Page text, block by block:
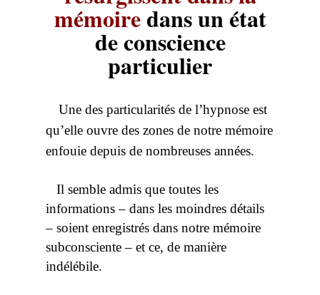
mémoiredans un état
de conscience
particulier
Une des particularités de l’hypnose est
qu’elle ouvre des zones de notre mémoire
enfouie depuis de nombreuses années.
Il semble admis que toutes les
informations – dans les moindres détails
– soient enregistrés dans notre mémoire
subconsciente – et ce, de manière
indélébile.